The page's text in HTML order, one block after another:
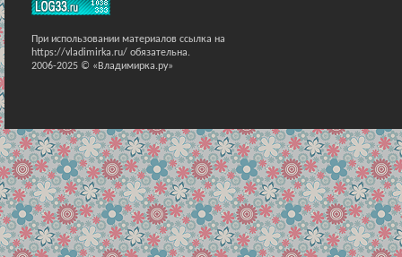
При использовании материалов ссылка на
https://vladimirka.ru/ обязательна.
2006-2025 © «Владимирка.ру»